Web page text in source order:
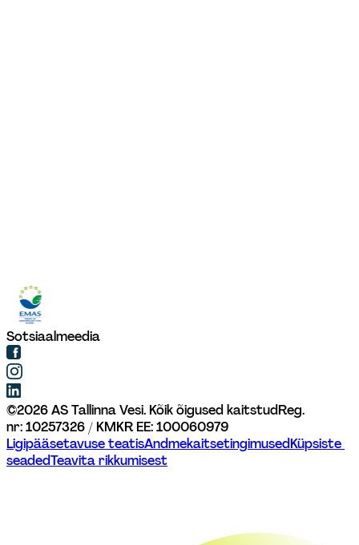
Sotsiaalmeedia
©2026AS Tallinna Vesi. Kõik õigused kaitstudReg.
nr: 10257326 / KMKR EE: 100060979
Ligipääsetavuse teatisAndmekaitsetingimusedKüpsiste
seadedTeavita rikkumisest